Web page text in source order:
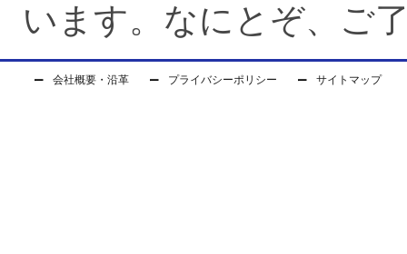
います。なにとぞ、ご
会社概要・沿革 プライバシーポリシー サイトマップ